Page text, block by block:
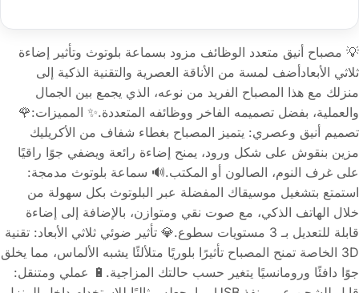
💡 مصباح أنيق متعدد الوظائف مزود بسماعة بلوتوث وتأثير إضاءة
ثلاثي الأبعادأضف لمسة من الأناقة العصرية والتقنية الذكية إلى
منزلك مع هذا المصباح الفريد من نوعه، الذي يجمع بين الجمال
والعملية، بفضل تصميمه الفاخر ووظائفه المتعددة.✨ المميزات:🌹
تصميم أنيق وعصري: يتميز المصباح بغطاء شفاف من الأكريليك
مزين بنقوش على شكل ورود، يمنح إضاءة رائعة ويضفي جوًا راقيًا
على غرف النوم، الصالون أو المكتب.🔊 سماعة بلوتوث مدمجة:
استمتع بتشغيل موسيقاك المفضلة عبر البلوتوث بكل سهولة من
خلال الهاتف الذكي، مع صوت نقي ومتوازن، بالإضافة إلى إضاءة
قابلة للتعديل بـ 3 مستويات سطوع.💎 تأثير ضوئي ثلاثي الأبعاد: تقنية
3D الخاصة تمنح المصباح تأثيرًا بلوريًا متلألئًا يشبه الألماس، مما يخلق
جوًا دافئًا ورومانسيًا يتغير حسب حالتك المزاجية.🔋 عملي ومتنقل: